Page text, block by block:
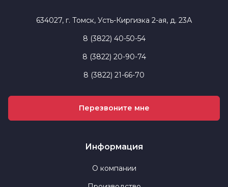
634027, г. Томск, Усть-Киргизка 2-ая, д. 23А
8 (3822) 40-50-54
8 (3822) 20-90-74
8 (3822) 21-66-70
Перезвоните мне
Информация
О компании